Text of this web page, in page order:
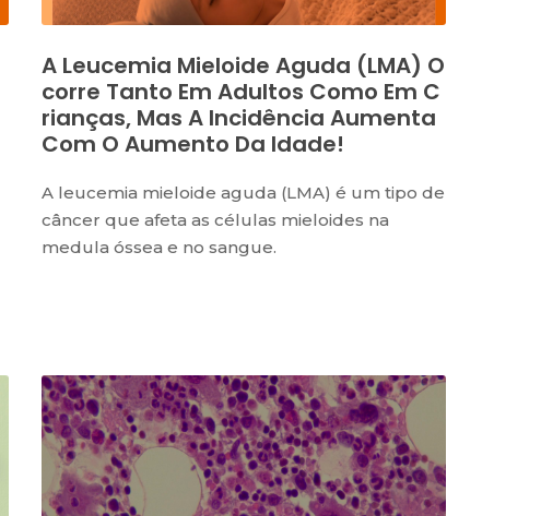
A Leucemia Mieloide Aguda (LMA) O
Corre Tanto Em Adultos Como Em C
Rianças, Mas A Incidência Aumenta
Com O Aumento Da Idade!
A leucemia mieloide aguda (LMA) é um tipo de
câncer que afeta as células mieloides na
medula óssea e no sangue.